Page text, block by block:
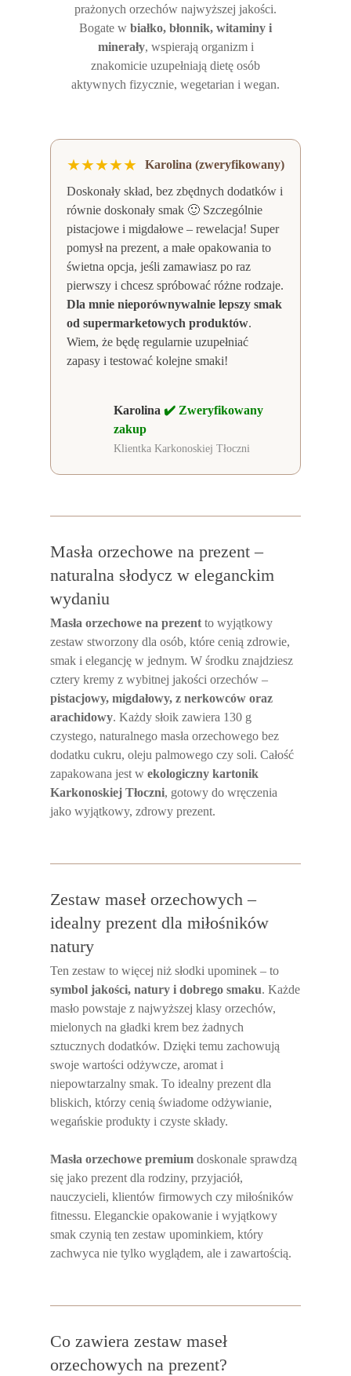
prażonych orzechów najwyższej jakości.
Bogate w białko, błonnik, witaminy i
minerały, wspierają organizm i
znakomicie uzupełniają dietę osób
aktywnych fizycznie, wegetarian i wegan.
★★★★★
Karolina (zweryfikowany)
Doskonały skład, bez zbędnych dodatków i
równie doskonały smak 🙂 Szczególnie
pistacjowe i migdałowe – rewelacja! Super
pomysł na prezent, a małe opakowania to
świetna opcja, jeśli zamawiasz po raz
pierwszy i chcesz spróbować różne rodzaje.
Dla mnie nieporównywalnie lepszy smak
od supermarketowych produktów.
Wiem, że będę regularnie uzupełniać
zapasy i testować kolejne smaki!
Karolina ✔️ Zweryfikowany
zakup
Klientka Karkonoskiej Tłoczni
Masła orzechowe na prezent –
naturalna słodycz w eleganckim
wydaniu
Masła orzechowe na prezent to wyjątkowy
zestaw stworzony dla osób, które cenią zdrowie,
smak i elegancję w jednym. W środku znajdziesz
cztery kremy z wybitnej jakości orzechów –
pistacjowy, migdałowy, z nerkowców oraz
arachidowy. Każdy słoik zawiera 130 g
czystego, naturalnego masła orzechowego bez
dodatku cukru, oleju palmowego czy soli. Całość
zapakowana jest wekologiczny kartonik
Karkonoskiej Tłoczni, gotowy do wręczenia
jako wyjątkowy, zdrowy prezent.
Zestaw maseł orzechowych –
idealny prezent dla miłośników
natury
Ten zestaw to więcej niż słodki upominek – to
symbol jakości, natury i dobrego smaku. Każde
masło powstaje z najwyższej klasy orzechów,
mielonych na gładki krem bez żadnych
sztucznych dodatków. Dzięki temu zachowują
swoje wartości odżywcze, aromat i
niepowtarzalny smak. To idealny prezent dla
bliskich, którzy cenią świadome odżywianie,
wegańskie produkty i czyste składy.
Masła orzechowe premium doskonale sprawdzą
się jako prezent dla rodziny, przyjaciół,
nauczycieli, klientów firmowych czy miłośników
fitnessu. Eleganckie opakowanie i wyjątkowy
smak czynią ten zestaw upominkiem, który
zachwyca nie tylko wyglądem, ale i zawartością.
Co zawiera zestaw maseł
orzechowych na prezent?